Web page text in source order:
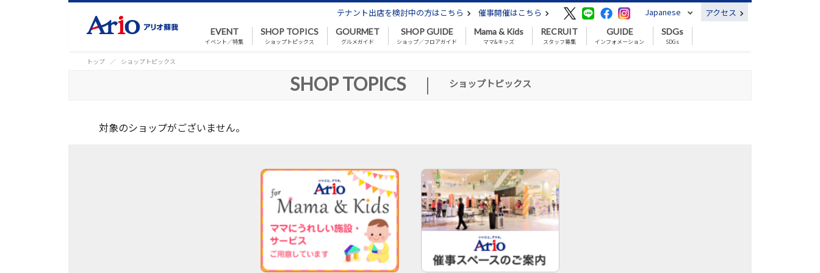
テナント出店を検討中の方はこちら 催事開催はこちら Japanese アクセス
EVENT
イベント／特集
SHOP TOPICS
ショップトピックス
GOURMET
グルメガイド
SHOP GUIDE
ショップ／フロアガイド
Mama & Kids
ママ&キッズ
RECRUIT
スタッフ募集
GUIDE
インフォメーション
SDGs
SDGs
トップ ショップトピックス
SHOP TOPICS | ショップトピックス
対象のショップがございません。